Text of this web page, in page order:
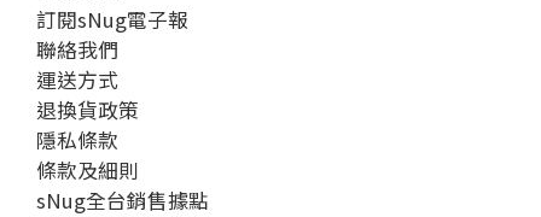
訂閱sNug電子報
聯絡我們
運送方式
退換貨政策
隱私條款
條款及細則
sNug全台銷售據點